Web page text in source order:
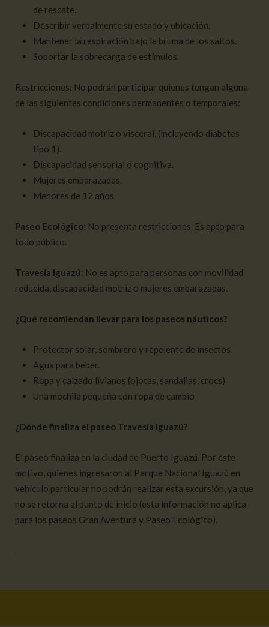
de rescate.
Describir verbalmente su estado y ubicación.
Mantener la respiración bajo la bruma de los saltos.
Soportar la sobrecarga de estímulos.
Restricciones: No podrán participar quienes tengan alguna
de las siguientes condiciones permanentes o temporales:
Discapacidad motriz o visceral, (incluyendo diabetes
tipo 1).
Discapacidad sensorial o cognitiva.
Mujeres embarazadas.
Menores de 12 años.
Paseo Ecológico: No presenta restricciones. Es apto para
todo público.
Travesía Iguazú: No es apto para personas con movilidad
reducida, discapacidad motriz o mujeres embarazadas.
¿Qué recomiendan llevar para los paseos náuticos?
Protector solar, sombrero y repelente de insectos.
Agua para beber.
Ropa y calzado livianos (ojotas, sandalias, crocs)
Una mochila pequeña con ropa de cambio
¿Dónde finaliza el paseo Travesía Iguazú?
El paseo finaliza en la ciudad de Puerto Iguazú. Por este
motivo, quienes ingresaron al Parque Nacional Iguazú en
vehículo particular no podrán realizar esta excursión, ya que
no se retorna al punto de inicio (esta información no aplica
para los paseos Gran Aventura y Paseo Ecológico).
.